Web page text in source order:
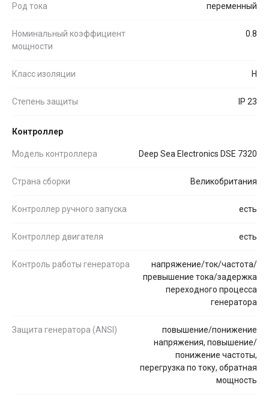
Род тока переменный
Номинальный коэффициент
мощности
0.8
Класс изоляции H
Степень защиты IP 23
Контроллер
Модель контроллера Deep Sea Electronics DSE 7320
Страна сборки Великобритания
Контроллер ручного запуска есть
Контроллер двигателя есть
Контроль работы генератора
напряжение/ток/частота/
превышение тока/задержка
переходного процесса
генератора
Защита генератора (ANSI)
повышение/понижение
напряжения, повышение/
понижение частоты,
перегрузка по току, обратная
мощность